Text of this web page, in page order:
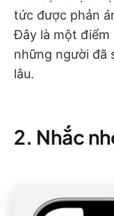
tức được phản
Đây là một điểm
những người đã
lâu.
2. Nhắc